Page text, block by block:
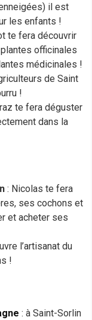
il est
les enfants !
te fera découvrir
officinales
médicinales !
de Saint
!
te fera déguster
dans la
: Nicolas te fera
ses cochons et
et acheter ses
l’artisanat du
!
: à Saint-Sorlin